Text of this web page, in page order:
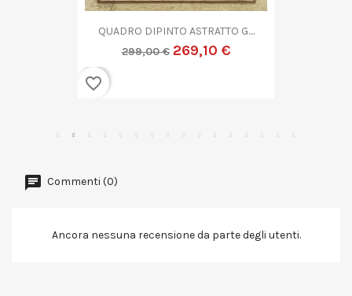
QUADRO DIPINTO ASTRATTO G....
299,00 € 269,10 €
favorite_border
Commenti (0)
Ancora nessuna recensione da parte degli utenti.